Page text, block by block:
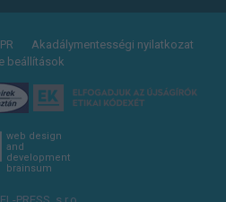
Akadálymentességi nyilatkozat
beállítások
web design
and
development
brainsum